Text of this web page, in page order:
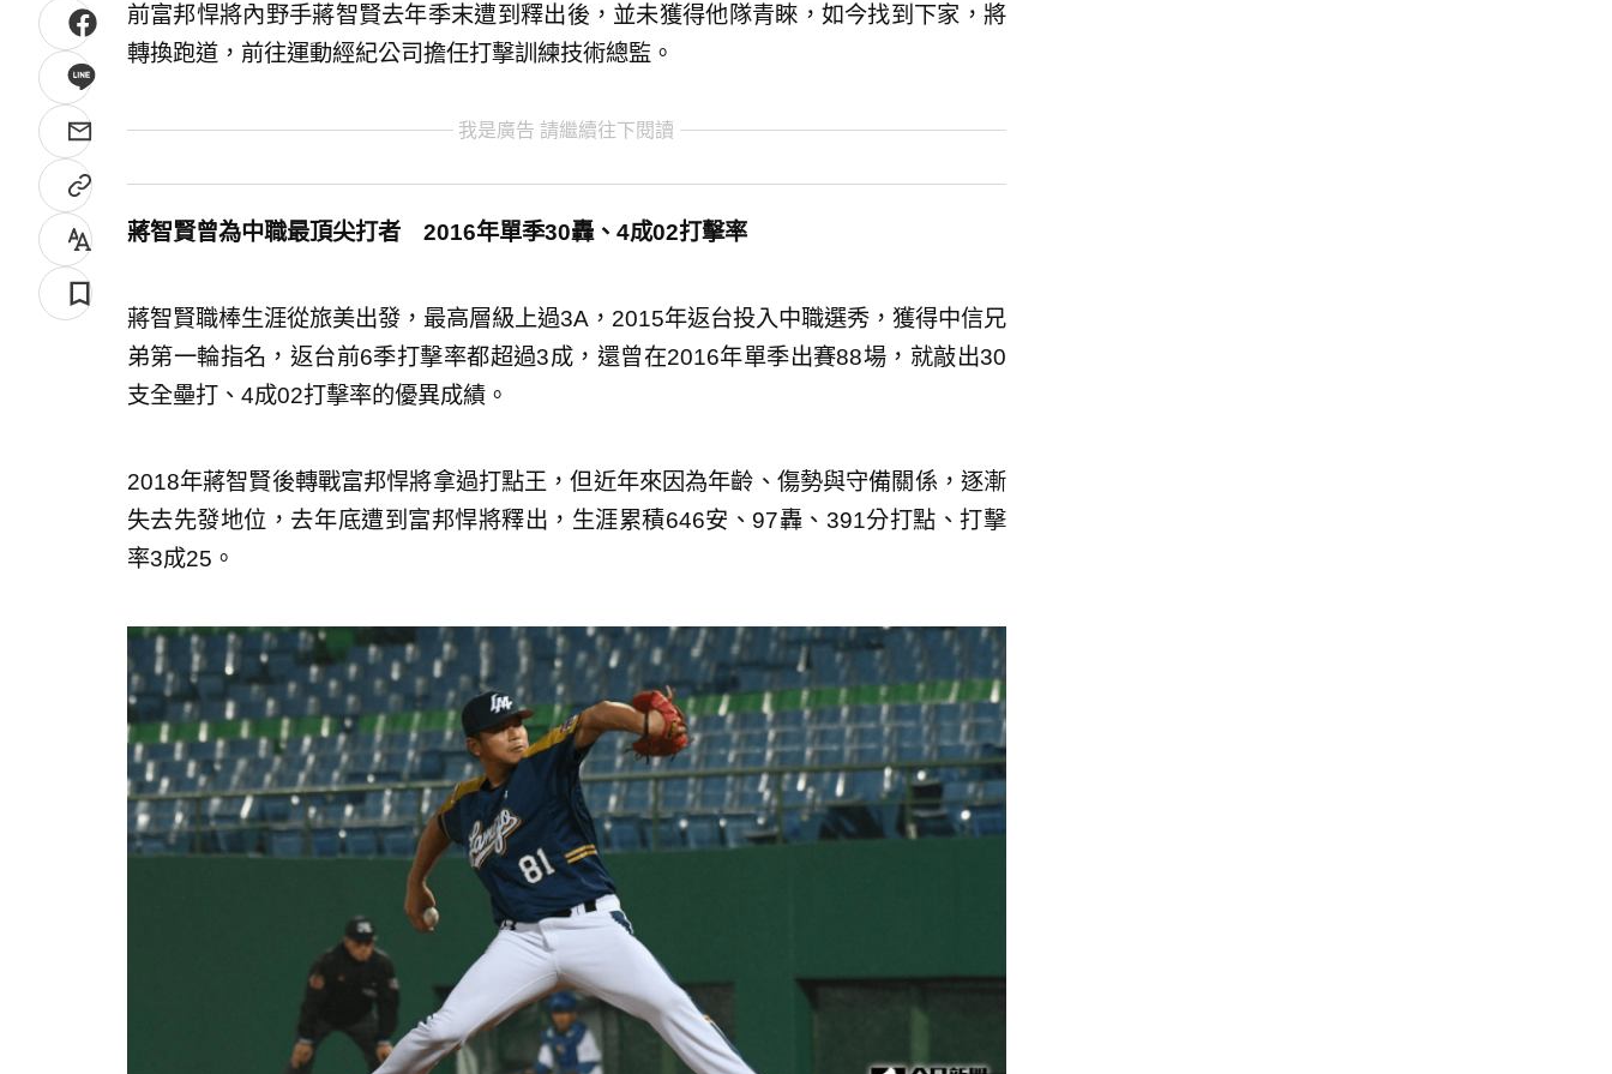
前富邦悍將內野手蔣智賢去年季末遭到釋出後，並未獲得他隊青睞，如今找到下家，將
轉換跑道，前往運動經紀公司擔任打擊訓練技術總監。
我是廣告 請繼續往下閱讀
蔣智賢曾為中職最頂尖打者 2016年單季30轟、4成02打擊率
蔣智賢職棒生涯從旅美出發，最高層級上過3A，2015年返台投入中職選秀，獲得中信兄
弟第一輪指名，返台前6季打擊率都超過3成，還曾在2016年單季出賽88場，就敲出30
支全壘打、4成02打擊率的優異成績。
2018年蔣智賢後轉戰富邦悍將拿過打點王，但近年來因為年齡、傷勢與守備關係，逐漸
失去先發地位，去年底遭到富邦悍將釋出，生涯累積646安、97轟、391分打點、打擊
率3成25。